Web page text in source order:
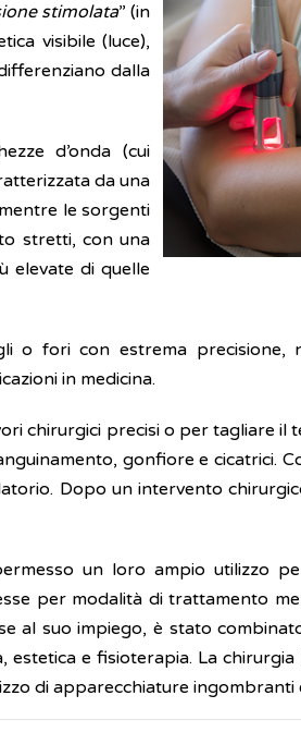
stimolata” (in
visibile (luce),
dalla
d’onda (cui
da una
le sorgenti
stretti, con una
elevate di quelle
o fori con estrema precisione,
in medicina.
chirurgici precisi o per tagliare il
gonfiore e cicatrici.
Dopo un intervento
un loro ampio utilizzo
per modalità di trattamento
al suo impiego, è stato
e fisioterapia. La chirurgia
di apparecchiature ingombranti